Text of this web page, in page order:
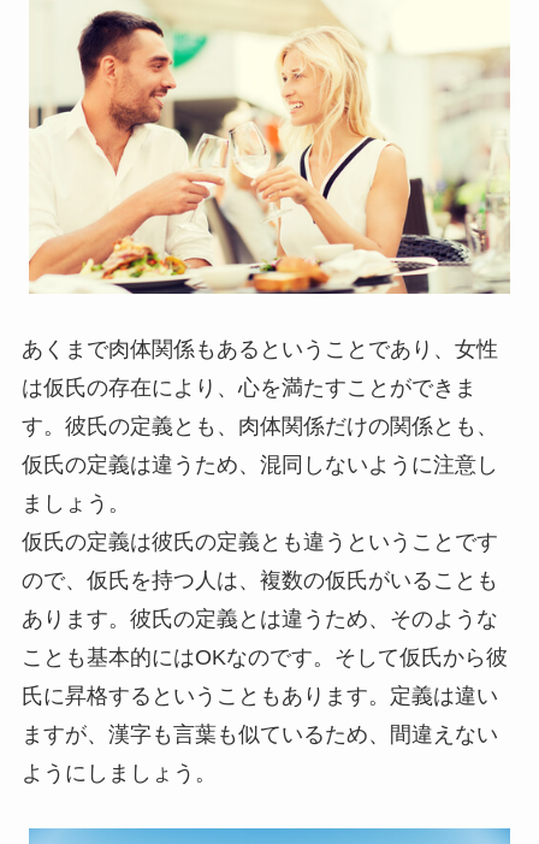
あくまで肉体関係もあるということであり、女性
は仮氏の存在により、心を満たすことができま
す。彼氏の定義とも、肉体関係だけの関係とも、
仮氏の定義は違うため、混同しないように注意し
ましょう。
仮氏の定義は彼氏の定義とも違うということです
ので、仮氏を持つ人は、複数の仮氏がいることも
あります。彼氏の定義とは違うため、そのような
ことも基本的にはOKなのです。そして仮氏から彼
氏に昇格するということもあります。定義は違い
ますが、漢字も言葉も似ているため、間違えない
ようにしましょう。